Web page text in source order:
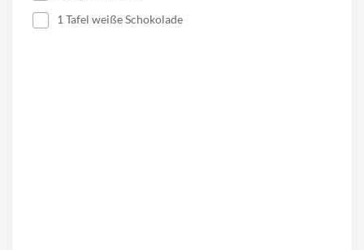
1 Tafel weiße Schokolade